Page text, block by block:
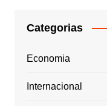
Categorias
Economia
Internacional